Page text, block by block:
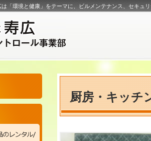
「環境と健康」をテーマに、ビルメンテナンス、セキュ
厨房・キッチ